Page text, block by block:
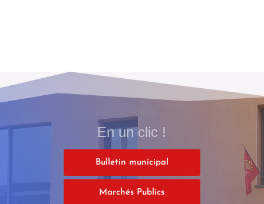
En un clic !
Bulletin municipal
Marchés Publics